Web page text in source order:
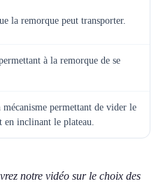
la remorque peut transporter.
à la remorque de se
mécanisme permettant de vider le
en inclinant le plateau.
notre vidéo sur le choix des